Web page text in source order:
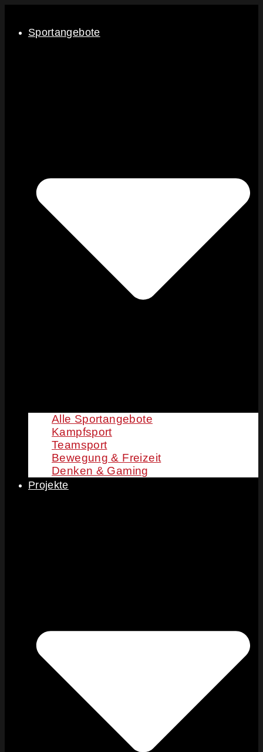
Sportangebote
Alle Sportangebote
Kampfsport
Teamsport
Bewegung & Freizeit
Denken & Gaming
Projekte